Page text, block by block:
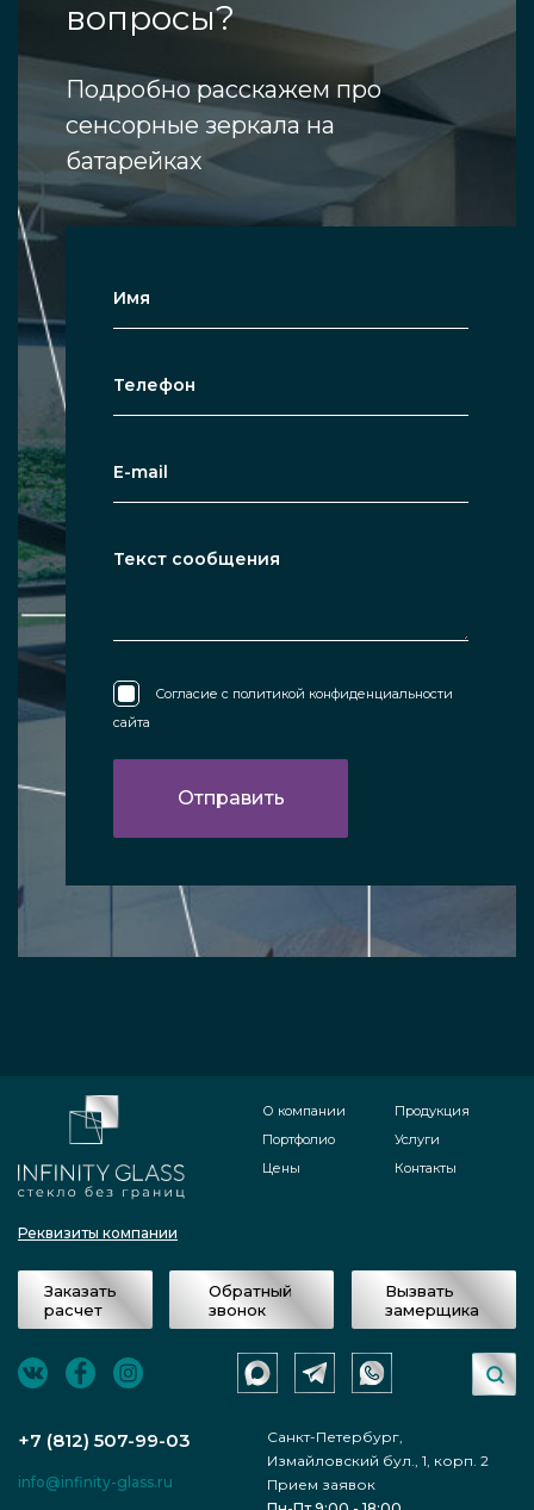
вопросы?
Подробно расскажем про
сенсорные зеркала на
батарейках
Согласие с политикой конфиденциальности
сайта
Реквизиты компании
О компании
Портфолио
Цены
Продукция
Услуги
Контакты
Заказать
расчет
Обратный
звонок
Вызвать
замерщика
+7 (812) 507-99-03
Санкт-Петербург,
Измайловский бул., 1, корп. 2
info@infinity-glass.ru
Прием заявок